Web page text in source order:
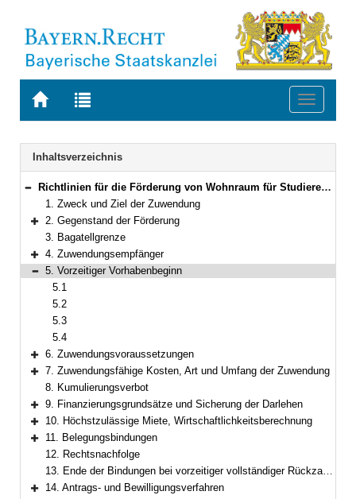
Zur
BAYERN.RECHT
Zur
letzten
Suche
Toggle
Navigation
Inhaltsverzeichnis
Bereich reduzieren
Richtlinien für die Förderung von Wohnraum für Studierende
1. Zweck und Ziel der Zuwendung
Bereich erweitern
2. Gegenstand der Förderung
3. Bagatellgrenze
Bereich erweitern
4. Zuwendungsempfänger
Bereich reduzieren
5. Vorzeitiger Vorhabenbeginn
5.1
5.2
5.3
5.4
Bereich erweitern
6. Zuwendungsvoraussetzungen
Bereich erweitern
7. Zuwendungsfähige Kosten, Art und Umfang der Zuwendung
8. Kumulierungsverbot
Bereich erweitern
9. Finanzierungsgrundsätze und Sicherung der Darlehen
Bereich erweitern
10. Höchstzulässige Miete, Wirtschaftlichkeitsberechnung
Bereich erweitern
11. Belegungsbindungen
12. Rechtsnachfolge
13. Ende der Bindungen bei vorzeitiger vollständiger Rückzahlung
14. Antrags- und Bewilligungsverfahren